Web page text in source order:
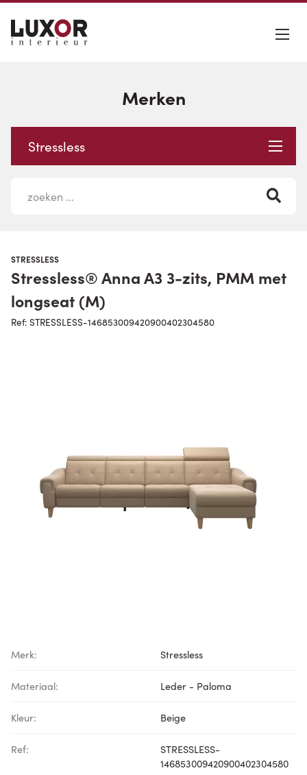
Merken
Stressless
STRESSLESS
Stressless® Anna A3 3-zits, PMM met
longseat (M)
Ref: STRESSLESS-146853009420900402304580
Merk: Stressless
Materiaal: Leder - Paloma
Kleur: Beige
Ref:
STRESSLESS-
146853009420900402304580